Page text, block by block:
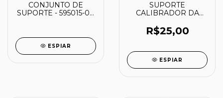
CONJUNTO DE
SUPORTE - 595015-00
ESPIAR
SUPORTE
CALIBRADOR DA
2012NB - MAKITA
R$25,00
ESPIAR